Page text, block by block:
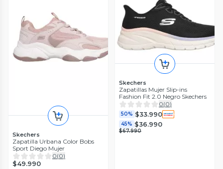
Skechers
Zapatilla Urbana Color Bobs
Sport Diego Mujer
0(0)
$49.990
Skechers
Zapatillas Mujer Slip-ins
Fashion Fit 2.0 Negro Skechers
0(0)
50% $33.990
45% $36.990
$67.990